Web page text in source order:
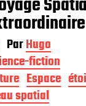
ParHugo
fiction
Espace
spatial